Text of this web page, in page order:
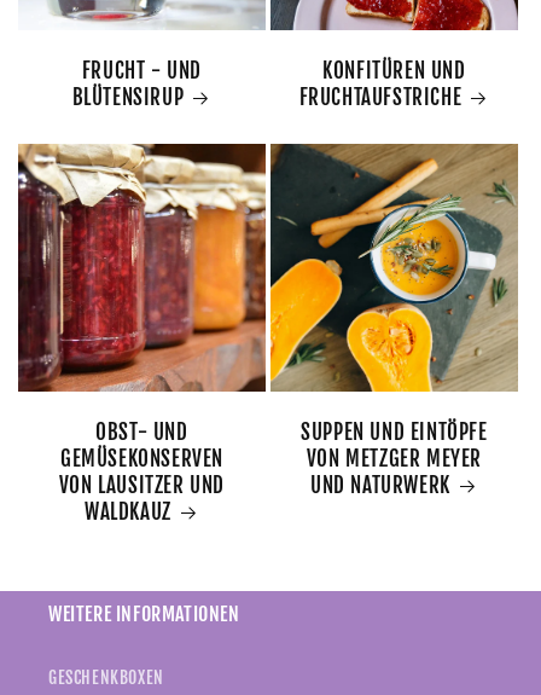
FRUCHT - UND
BLÜTENSIRUP
KONFITÜREN UND
FRUCHTAUFSTRICHE
OBST- UND
GEMÜSEKONSERVEN
VON LAUSITZER UND
WALDKAUZ
SUPPEN UND EINTÖPFE
VON METZGER MEYER
UND NATURWERK
WEITERE INFORMATIONEN
GESCHENKBOXEN